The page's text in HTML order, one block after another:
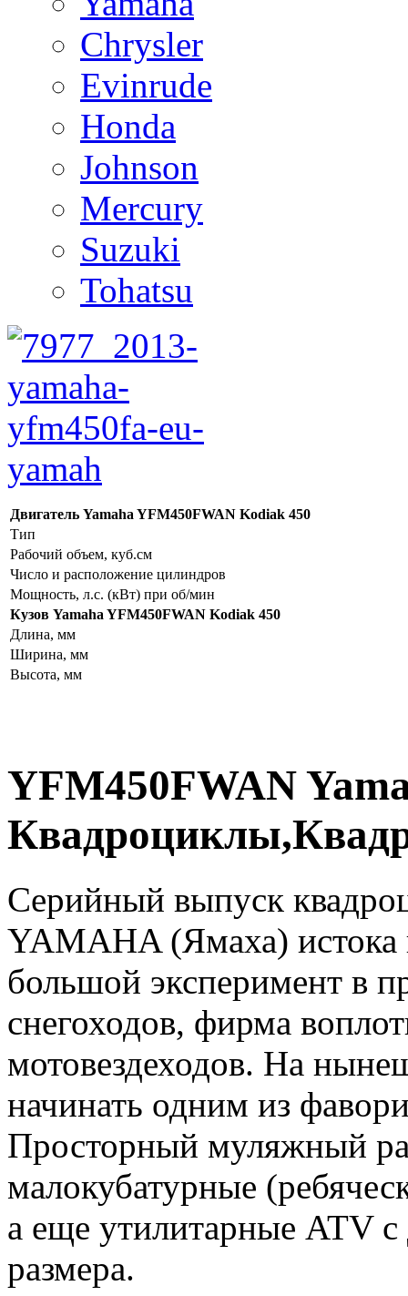
Chrysler
Evinrude
Honda
Johnson
Mercury
Suzuki
Tohatsu
Двигатель Yamaha YFM450FWAN Kodiak 450
Тип
Рабочий объем, куб.см
Число и расположение цилиндров
Мощность, л.с. (кВт) при об/мин
Кузов Yamaha YFM450FWAN Kodiak 450
Длина, мм
Ширина, мм
Высота, мм
YFM450FWAN
Серийный выпуск
YAMAHA (Ямаха) истока
большой эксперимент в
снегоходов, фирма
мотовездеходов. На
начинать одним из
Просторный муляжный
малокубатурные
а еще утилитарные ATV
размера.